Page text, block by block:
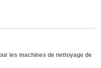
les machines de nettoyage de